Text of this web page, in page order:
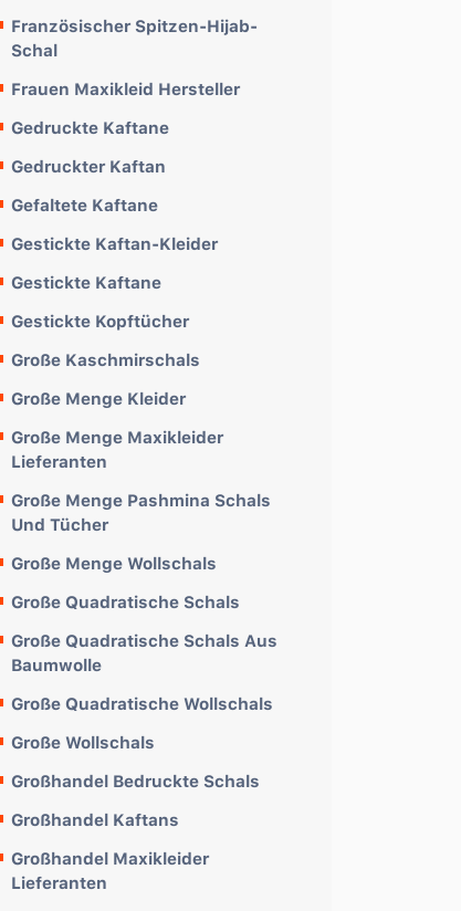
Französischer Spitzen-Hijab-
Schal
Frauen Maxikleid Hersteller
Gedruckte Kaftane
Gedruckter Kaftan
Gefaltete Kaftane
Gestickte Kaftan-Kleider
Gestickte Kaftane
Gestickte Kopftücher
Große Kaschmirschals
Große Menge Kleider
Große Menge Maxikleider
Lieferanten
Große Menge Pashmina Schals
Und Tücher
Große Menge Wollschals
Große Quadratische Schals
Große Quadratische Schals Aus
Baumwolle
Große Quadratische Wollschals
Große Wollschals
Großhandel Bedruckte Schals
Großhandel Kaftans
Großhandel Maxikleider
Lieferanten